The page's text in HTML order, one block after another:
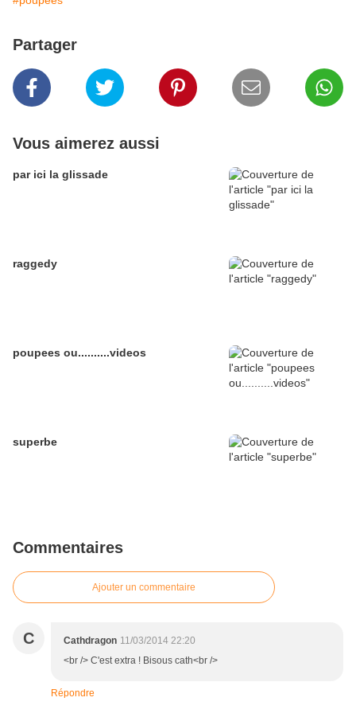
Partager
Vous aimerez aussi
par ici la glissade
raggedy
poupees ou..........videos
superbe
Commentaires
Ajouter un commentaire
C Cathdragon 11/03/2014 22:20
<br /> C'est extra ! Bisous cath<br />
Répondre